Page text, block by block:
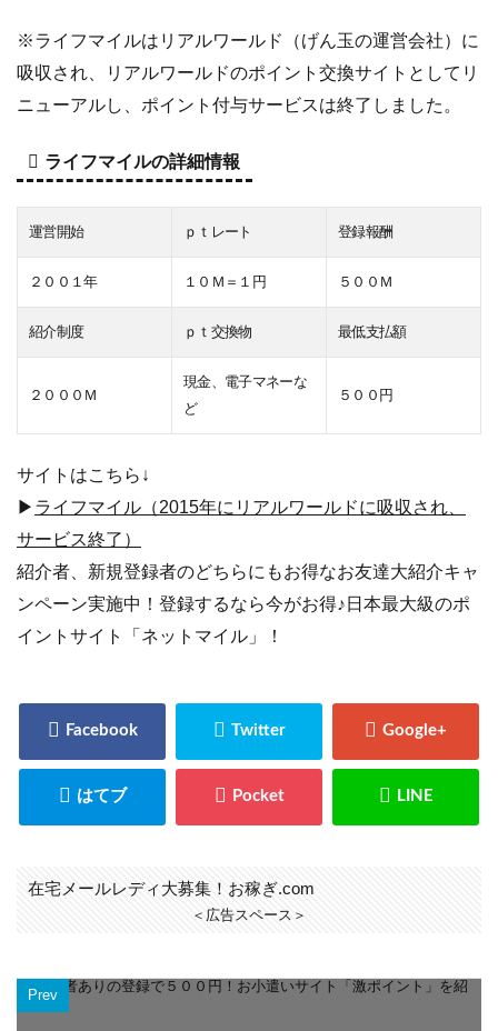
※ライフマイルはリアルワールド（げん玉の運営会社）に
吸収され、リアルワールドのポイント交換サイトとしてリ
ニューアルし、ポイント付与サービスは終了しました。
ライフマイルの詳細情報
運営開始 ｐｔレート 登録報酬
２００１年 １０Ｍ＝１円 ５００Ｍ
紹介制度 ｐｔ交換物 最低支払額
２０００Ｍ
現金、電子マネーな
ど
５００円
サイトはこちら↓
▶ ライフマイル（2015年にリアルワールドに吸収され、
サービス終了）
紹介者、新規登録者のどちらにもお得なお友達大紹介キャ
ンペーン実施中！登録するなら今がお得♪日本最大級のポ
イントサイト「ネットマイル」！
在宅メールレディ大募集！お稼ぎ.com
＜広告スペース＞
Prev